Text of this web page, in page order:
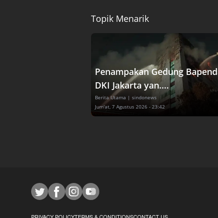
Topik Menarik
Penampakan Gedung
DKI Jakarta yan....
Berita Utama | sindonews
Jum'at, 7 Agustus 2026 - 23:42